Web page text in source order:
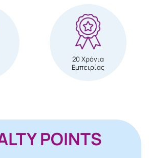
20 Χρόνια
Εμπειρίας
POINTS